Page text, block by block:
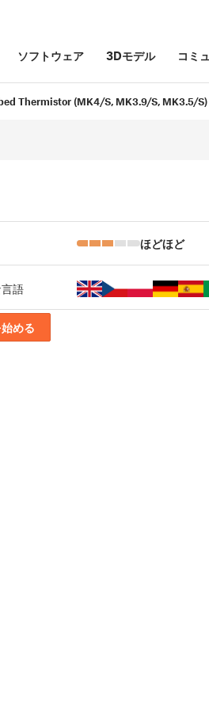
ソフトウェア 3Dモデル コミ
Thermistor (MK4/S, MK3.9/S, MK3.5/S) |
ほどほど
語
める